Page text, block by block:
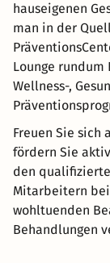
hauseigenen
man in der
Lounge rundum
Wellness-,
Freuen Sie sich
fördern Sie aktiv
den
Mitarbeitern
wohltuenden
Behandlungen